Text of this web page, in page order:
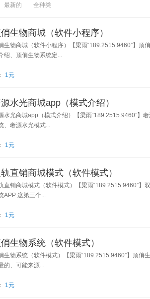
最新的 全种类
生物商城（软件小程序）
生物商城（软件小程序）【梁雨“189.2515.9460”】顶
绍、顶俏生物系统定...
1元
水光商城app（模式介绍）
水光商城app（模式介绍）【梁雨“189.2515.9460”】
、奢源水光模式...
1元
直销商城模式（软件模式）
直销商城模式（软件模式）【梁雨“189.2515.9460”】
APP 这第三个...
1元
生物系统（软件模式）
生物系统（软件模式）【梁雨“189.2515.9460”】顶俏
的、可能来源...
1元